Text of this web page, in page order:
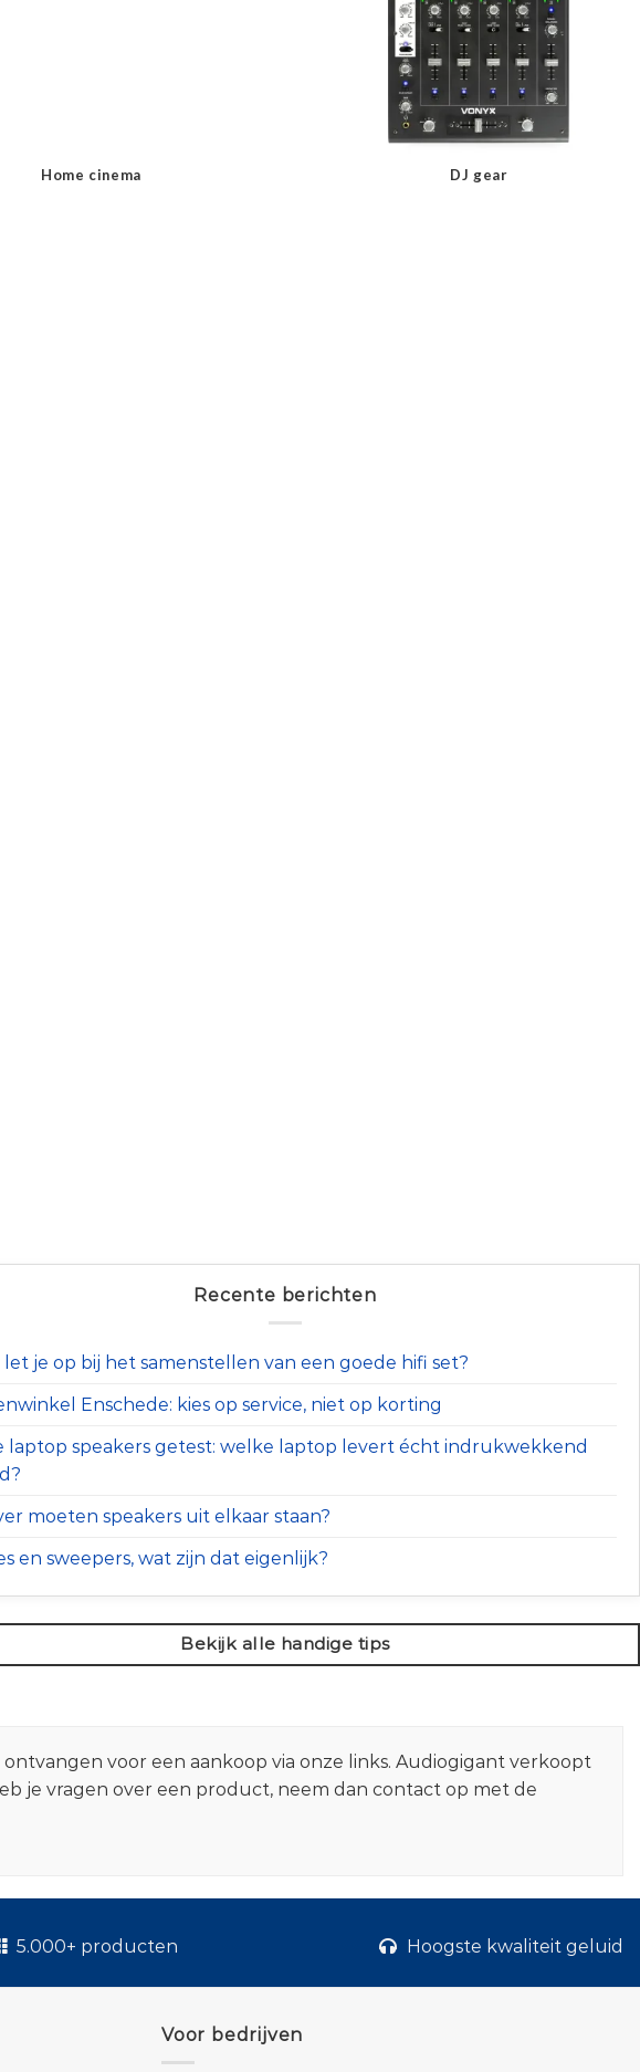
Home cinema DJ gear
Recente berichten
let je op bij het samenstellen van een goede hifi set?
Enschede: kies op service, niet op korting
laptop speakers getest: welke laptop levert écht indrukwekkend
moeten speakers uit elkaar staan?
en sweepers, wat zijn dat eigenlijk?
Bekijk alle handige tips
voor een aankoop via onze links. Audiogigant verkoopt
je vragen over een product, neem dan contact op met de
5.000+ producten Hoogste kwaliteit geluid
Voor bedrijven